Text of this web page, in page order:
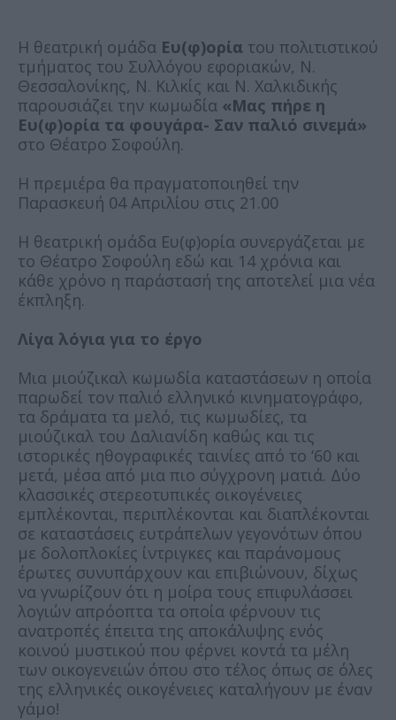
Η θεατρική ομάδα Ευ(φ)ορία του πολιτιστικού
τμήματος του Συλλόγου εφοριακών, Ν.
Θεσσαλονίκης, Ν. Κιλκίς και Ν. Χαλκιδικής
παρουσιάζει την κωμωδία «Μας πήρε η
Ευ(φ)ορία τα φουγάρα- Σαν παλιό σινεμά»
στο Θέατρο Σοφούλη.
Η πρεμιέρα θα πραγματοποιηθεί την
Παρασκευή 04 Απριλίου στις 21.00
Η θεατρική ομάδα Ευ(φ)ορία συνεργάζεται με
το Θέατρο Σοφούλη εδώ και 14 χρόνια και
κάθε χρόνο η παράστασή της αποτελεί μια νέα
έκπληξη.
Λίγα λόγια για το έργο
Μια μιούζικαλ κωμωδία καταστάσεων η οποία
παρωδεί τον παλιό ελληνικό κινηματογράφο,
τα δράματα τα μελό, τις κωμωδίες, τα
μιούζικαλ του Δαλιανίδη καθώς και τις
ιστορικές ηθογραφικές ταινίες από το ‘60 και
μετά, μέσα από μια πιο σύγχρονη ματιά. Δύο
κλασσικές στερεοτυπικές οικογένειες
εμπλέκονται, περιπλέκονται και διαπλέκονται
σε καταστάσεις ευτράπελων γεγονότων όπου
με δολοπλοκίες ίντριγκες και παράνομους
έρωτες συνυπάρχουν και επιβιώνουν, δίχως
να γνωρίζουν ότι η μοίρα τους επιφυλάσσει
λογιών απρόοπτα τα οποία φέρνουν τις
ανατροπές έπειτα της αποκάλυψης ενός
κοινού μυστικού που φέρνει κοντά τα μέλη
των οικογενειών όπου στο τέλος όπως σε όλες
της ελληνικές οικογένειες καταλήγουν με έναν
γάμο!